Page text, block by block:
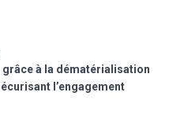
à la dématérialisation
l’engagement